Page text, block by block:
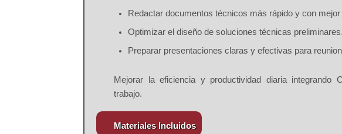
Redactar documentos técnicos más rápido y con
Optimizar el diseño de soluciones técnicas preliminares.
Preparar presentaciones claras y efectivas para
Mejorar la eficiencia y productividad diaria integrando
trabajo.
Materiales Incluidos